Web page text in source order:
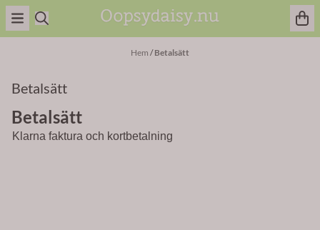
Hoppa till innehåll
Hem /Betalsätt
Betalsätt
Betalsätt
Klarna faktura och kortbetalning